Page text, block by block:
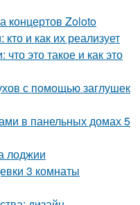
концертов Zoloto
и как их реализует
это такое и как это
с помощью заглушек
в панельных домах 5
лоджии
3 комнаты